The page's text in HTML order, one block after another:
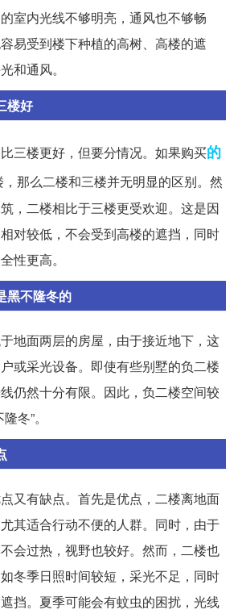
室内光线不够明亮，通风也不够畅
易受到楼下种植的高树、高楼的遮
和通风。
楼好
三楼更好，但要分情况。如果购买的
那么二楼和三楼并无明显的区别。然
，二楼相比于三楼更受欢迎。这是因
对较低，不会受到高楼的遮挡，同时
性更高。
黑不隆冬的
地面两层的房屋，由于接近地下，这
或采光设备。即使有些别墅的负二楼
仍然十分有限。因此，负二楼空间较
冬”。
又有缺点。首先是优点，二楼离地面
其适合行动不便的人群。同时，由于
会过热，视野也较好。然而，二楼也
冬季日照时间较短，采光不足，同时
挡。夏季可能会有蚊虫的困扰，光线